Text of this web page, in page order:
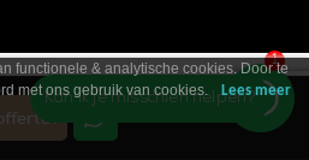
1
Kan ik je misschien helpen?
functionele & analytische cookies. Door te
met ons gebruik van cookies.
Lees meer